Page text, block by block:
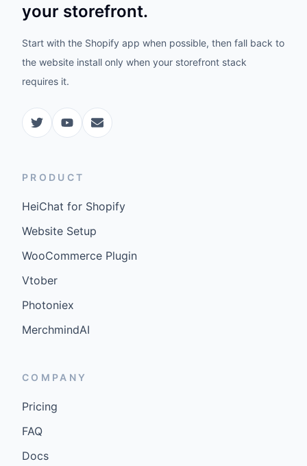
your storefront.
Start with the Shopify app when possible, then fall back to
the website install only when your storefront stack
requires it.
PRODUCT
HeiChat for Shopify
Website Setup
WooCommerce Plugin
Vtober
Photoniex
MerchmindAI
COMPANY
Pricing
FAQ
Docs